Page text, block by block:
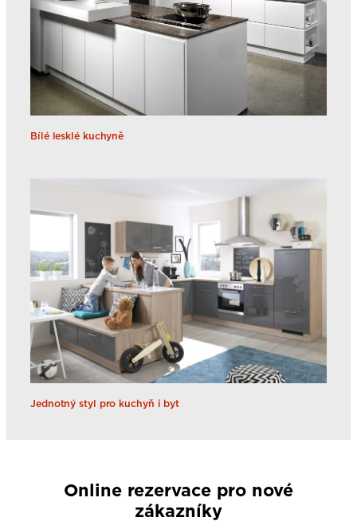
Bílé lesklé kuchyně
Jednotný styl pro kuchyň i byt
Online rezervace pro nové
zákazníky